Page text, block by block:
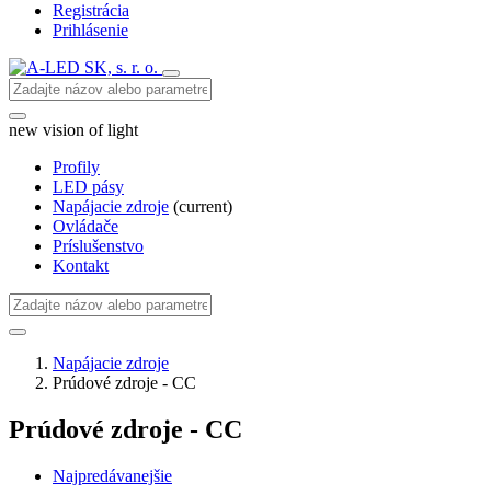
Registrácia
Prihlásenie
new vision of light
Profily
LED pásy
Napájacie zdroje (current)
Ovládače
Príslušenstvo
Kontakt
Napájacie zdroje
Prúdové zdroje - CC
Prúdové zdroje - CC
Najpredávanejšie